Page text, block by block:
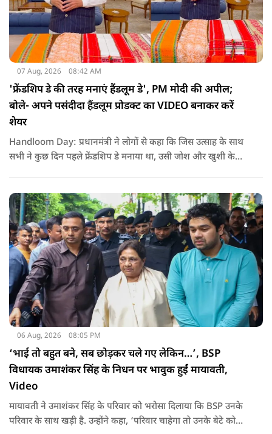
07 Aug, 2026 08:42 AM
'फ्रेंडशिप डे की तरह मनाएं हैंडलूम डे', PM मोदी की अपील;
बोले- अपने पसंदीदा हैंडलूम प्रोडक्ट का VIDEO बनाकर करें
शेयर
Handloom Day: प्रधानमंत्री ने लोगों से कहा कि जिस उत्साह के साथ
सभी ने कुछ दिन पहले फ्रेंडशिप डे मनाया था, उसी जोश और खुशी के
06 Aug, 2026 08:05 PM
‘भाई तो बहुत बने, सब छोड़कर चले गए लेकिन…’, BSP
विधायक उमाशंकर सिंह के निधन पर भावुक हुईं मायावती,
Video
मायावती ने उमाशंकर सिंह के परिवार को भरोसा दिलाया कि BSP उनके
परिवार के साथ खड़ी है. उन्होंने कहा, ‘परिवार चाहेगा तो उनके बेटे को